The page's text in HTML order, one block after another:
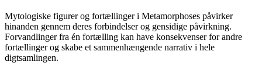
Mytologiske figurer og fortællinger i Metamorphoses påvirker
hinanden gennem deres forbindelser og gensidige påvirkning.
Forvandlinger fra én fortælling kan have konsekvenser for andre
fortællinger og skabe et sammenhængende narrativ i hele
digtsamlingen.